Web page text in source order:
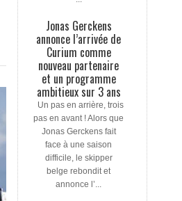
Jonas Gerckens
annonce l’arrivée de
Curium comme
nouveau partenaire
et un programme
ambitieux sur 3 ans
Un pas en arrière, trois
pas en avant ! Alors que
Jonas Gerckens fait
face à une saison
difficile, le skipper
belge rebondit et
annonce l’...